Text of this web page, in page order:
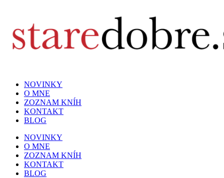
NOVINKY
O MNE
ZOZNAM KNÍH
KONTAKT
BLOG
NOVINKY
O MNE
ZOZNAM KNÍH
KONTAKT
BLOG